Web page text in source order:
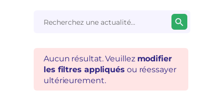
for:
Search Button
Aucun résultat. Veuillez modifier
les filtres appliqués ou réessayer
ultérieurement.